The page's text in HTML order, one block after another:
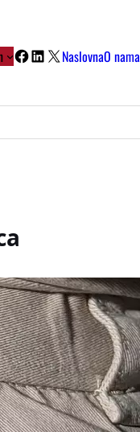
Facebook
LinkedIn
X NaslovnaO nama